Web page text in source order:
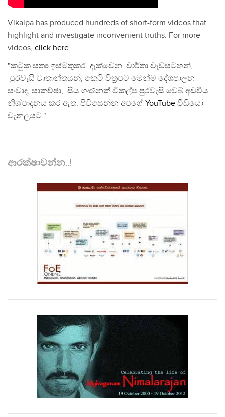
Vikalpa has produced hundreds of short-form videos that
highlight and investigate inconvenient truths. For more
videos, click here.
"කටුක සත්‍ය ඉස්මතුකර දැක්වෙන වාර්තා වැඩසටහන්,
පුරවැසි වෘතාන්තයන්, කෙටි චිත්‍රපට මෙන්ම දේශපාලන
සංවාද, සාකච්ඡා, සිය ගණනක් විකල්ප පුරවැසි වෙබ් අඩවිය
නිශ්පාදනය කර ඇත. පිවිසෙන්න අපගේ YouTube වීඩියෝ
චැනලයට."
ආරක්ෂාවන්න..!